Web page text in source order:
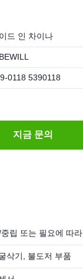
드 인 차이나
0118 5390118
지금 문의
립 또는 필요에 따라
삭기, 불도저 부품